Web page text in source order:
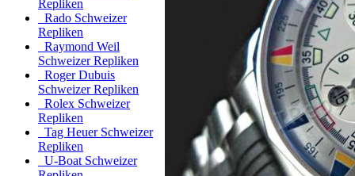
Repliken
Rado Schweizer
Repliken
Raymond Weil
Schweizer Repliken
Roger Dubuis
Schweizer Repliken
Rolex Schweizer
Repliken
Tag Heuer Schweizer
Repliken
U-Boat Schweizer